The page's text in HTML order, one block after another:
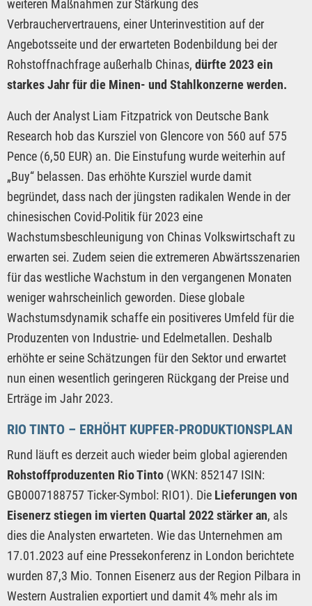
weiteren Maßnahmen zur Stärkung des
Verbrauchervertrauens, einer Unterinvestition auf der
Angebotsseite und der erwarteten Bodenbildung bei der
Rohstoffnachfrage außerhalb Chinas, dürfte 2023 ein
starkes Jahr für die Minen- und Stahlkonzerne werden.
Auch der Analyst Liam Fitzpatrick von Deutsche Bank
Research hob das Kursziel von Glencore von 560 auf 575
Pence (6,50 EUR) an. Die Einstufung wurde weiterhin auf
„Buy“ belassen. Das erhöhte Kursziel wurde damit
begründet, dass nach der jüngsten radikalen Wende in der
chinesischen Covid-Politik für 2023 eine
Wachstumsbeschleunigung von Chinas Volkswirtschaft zu
erwarten sei. Zudem seien die extremeren Abwärtsszenarien
für das westliche Wachstum in den vergangenen Monaten
weniger wahrscheinlich geworden. Diese globale
Wachstumsdynamik schaffe ein positiveres Umfeld für die
Produzenten von Industrie- und Edelmetallen. Deshalb
erhöhte er seine Schätzungen für den Sektor und erwartet
nun einen wesentlich geringeren Rückgang der Preise und
Erträge im Jahr 2023.
RIO TINTO – ERHÖHT KUPFER-PRODUKTIONSPLAN
Rund läuft es derzeit auch wieder beim global agierenden
Rohstoffproduzenten Rio Tinto (WKN: 852147 ISIN:
GB0007188757 Ticker-Symbol: RIO1). Die Lieferungen von
Eisenerz stiegen im vierten Quartal 2022 stärker an, als
dies die Analysten erwarteten. Wie das Unternehmen am
17.01.2023 auf eine Pressekonferenz in London berichtete
wurden 87,3 Mio. Tonnen Eisenerz aus der Region Pilbara in
Western Australien exportiert und damit 4% mehr als im